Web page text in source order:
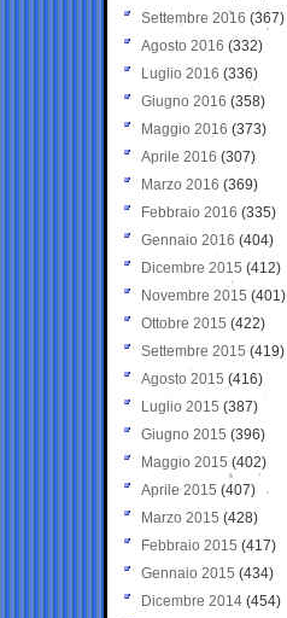
Settembre 2016 (367)
Agosto 2016 (332)
Luglio 2016 (336)
Giugno 2016 (358)
Maggio 2016 (373)
Aprile 2016 (307)
Marzo 2016 (369)
Febbraio 2016 (335)
Gennaio 2016 (404)
Dicembre 2015 (412)
Novembre 2015 (401)
Ottobre 2015 (422)
Settembre 2015 (419)
Agosto 2015 (416)
Luglio 2015 (387)
Giugno 2015 (396)
Maggio 2015 (402)
Aprile 2015 (407)
Marzo 2015 (428)
Febbraio 2015 (417)
Gennaio 2015 (434)
Dicembre 2014 (454)